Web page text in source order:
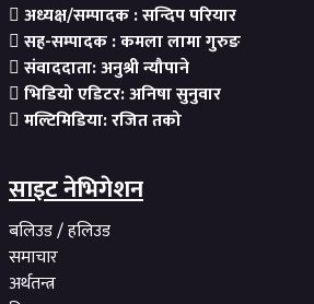
अध्यक्ष/सम्पादक : सन्दिप परियार
सह-सम्पादक : कमला लामा गुरुङ
संवाददाता: अनुश्री न्यौपाने
भिडियो एडिटर: अनिषा सुनुवार
मल्टिमिडिया: रजित तको
साइट नेभिगेशन
बलिउड / हलिउड
समाचार
अर्थतन्त्र